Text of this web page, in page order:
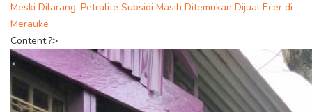
Meski Dilarang, Petralite Subsidi Masih Ditemukan Dijual Ecer di
Merauke
Content;?>